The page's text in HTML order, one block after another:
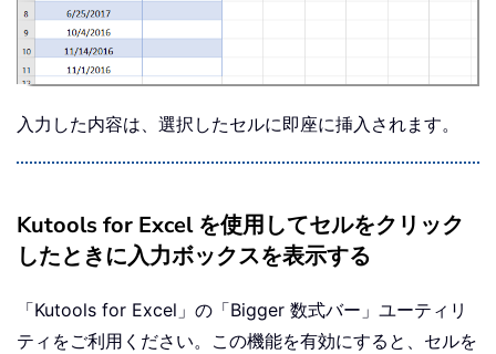
入力した内容は、選択したセルに即座に挿入されます。
Kutools for Excel を使用してセルをクリック
したときに入力ボックスを表示する
「Kutools for Excel」の「Bigger 数式バー」ユーティリ
ティをご利用ください。この機能を有効にすると、セルを